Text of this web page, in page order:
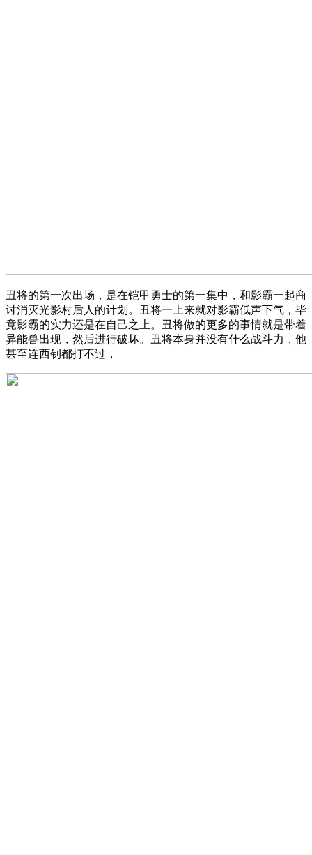
丑将的第一次出场，是在铠甲勇士的第一集中，和影霸一起商
讨消灭光影村后人的计划。丑将一上来就对影霸低声下气，毕
竟影霸的实力还是在自己之上。丑将做的更多的事情就是带着
异能兽出现，然后进行破坏。丑将本身并没有什么战斗力，他
甚至连西钊都打不过，